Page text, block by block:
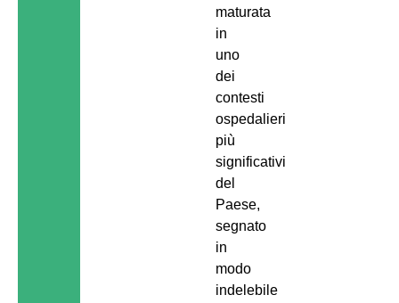
maturata
in
uno
dei
contesti
ospedalieri
più
significativi
del
Paese,
segnato
in
modo
indelebile